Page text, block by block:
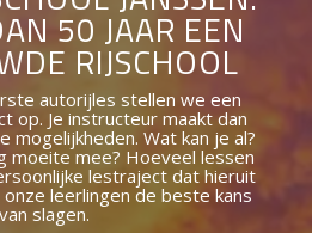
50 JAAR EEN
RIJSCHOOL
autorijles stellen we een
op. Je instructeur maakt dan
mogelijkheden. Wat kan je al?
moeite mee? Hoeveel lessen
lestraject dat hieruit
leerlingen de beste kans
van slagen.